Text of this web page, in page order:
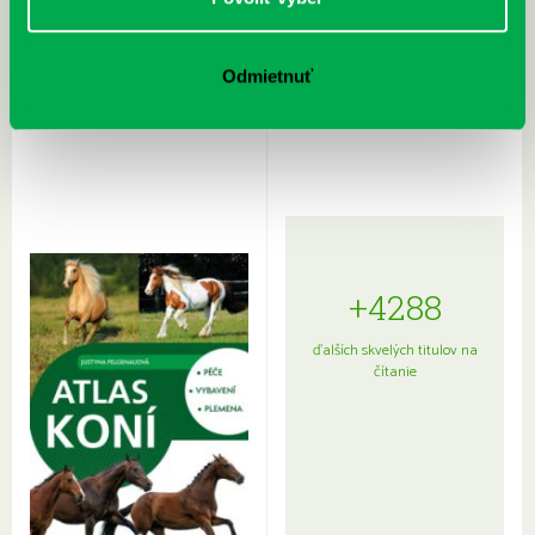
Odmietnuť
Rudź, Przemyslaw: Atlas hviezd:
Hardy, Paula: Japonsko na tanieri:
+4288
ďalších skvelých titulov na
čítanie